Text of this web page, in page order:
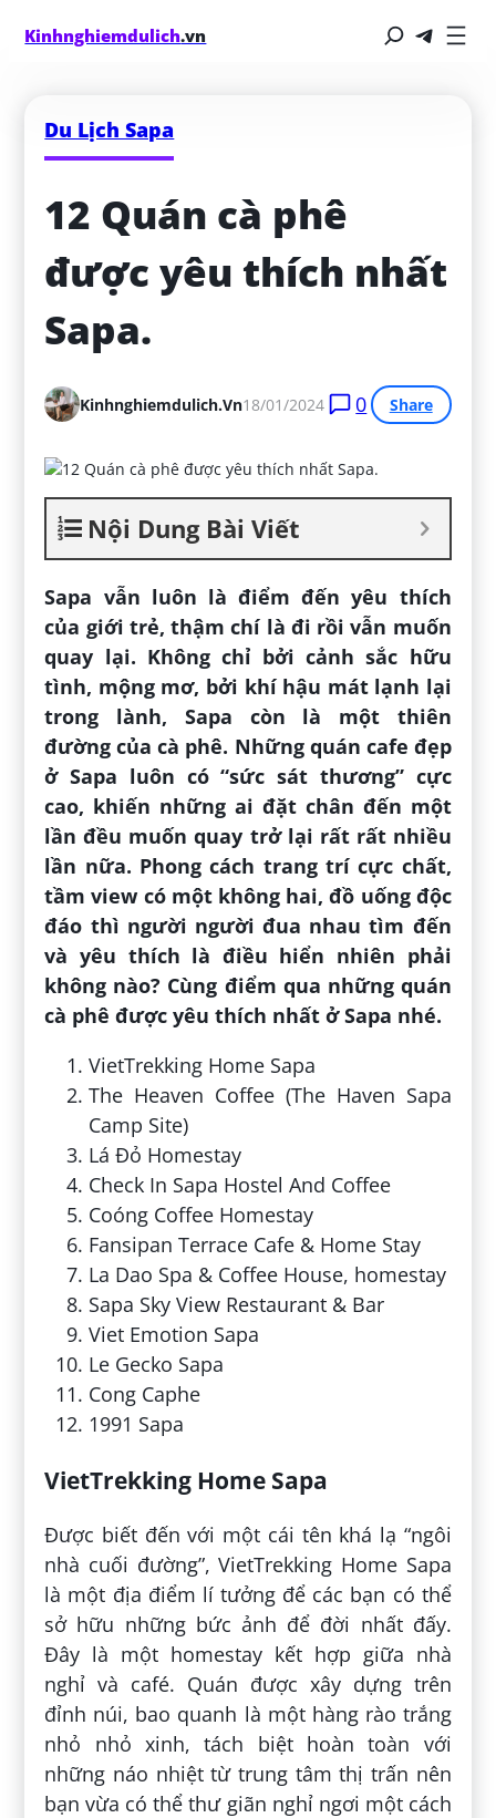
Kinhnghiemdulich.vn
Du Lịch Sapa
12 Quán cà phê
được yêu thích nhất
Sapa.
Kinhnghiemdulich.vn18/01/2024 0 Share
Nội Dung Bài Viết
Sapa vẫn luôn là điểm đến yêu thích
của giới trẻ, thậm chí là đi rồi vẫn muốn
quay lại. Không chỉ bởi cảnh sắc hữu
tình, mộng mơ, bởi khí hậu mát lạnh lại
trong lành, Sapa còn là một thiên
đường của cà phê. Những quán cafe đẹp
ở Sapa luôn có “sức sát thương” cực
cao, khiến những ai đặt chân đến một
lần đều muốn quay trở lại rất rất nhiều
lần nữa. Phong cách trang trí cực chất,
tầm view có một không hai, đồ uống độc
đáo thì người người đua nhau tìm đến
và yêu thích là điều hiển nhiên phải
không nào? Cùng điểm qua những quán
cà phê được yêu thích nhất ở Sapa nhé.
VietTrekking Home Sapa
The Heaven Coffee (The Haven Sapa
Camp Site)
Lá Đỏ Homestay
Check In Sapa Hostel And Coffee
Coóng Coffee Homestay
Fansipan Terrace Cafe & Home Stay
La Dao Spa & Coffee House, homestay
Sapa Sky View Restaurant & Bar
Viet Emotion Sapa
Le Gecko Sapa
Cong Caphe
1991 Sapa
VietTrekking Home Sapa
Được biết đến với một cái tên khá lạ “ngôi
nhà cuối đường”, VietTrekking Home Sapa
là một địa điểm lí tưởng để các bạn có thể
sở hữu những bức ảnh để đời nhất đấy.
Đây là một homestay kết hợp giữa nhà
nghỉ và café. Quán được xây dựng trên
đỉnh núi, bao quanh là một hàng rào trắng
nhỏ nhỏ xinh, tách biệt hoàn toàn với
những náo nhiệt từ trung tâm thị trấn nên
bạn vừa có thể thư giãn nghỉ ngơi một cách